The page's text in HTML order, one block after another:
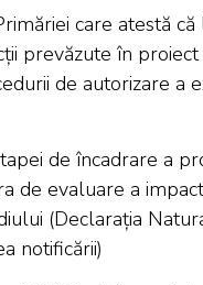
care atestă
prevăzute în proiect
de autorizare a
de încadrare a
de evaluare a
(Declarația
notificării)